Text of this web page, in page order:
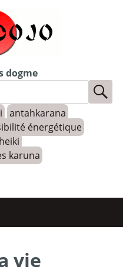
dogme
antahkarana
énergétique
karuna
vie